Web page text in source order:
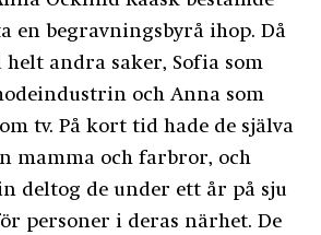
en begravningsbyrå ihop. Då
helt andra saker, Sofia som
och Anna som
tv. På kort tid hade de själva
mamma och farbror, och
deltog de under ett år på sju
personer i deras närhet. De